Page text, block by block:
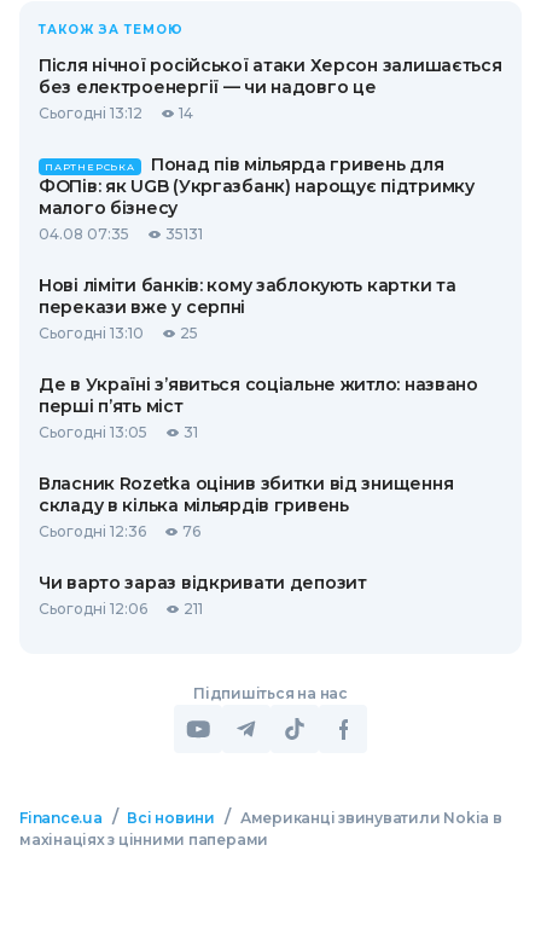
ТАКОЖ ЗА ТЕМОЮ
Після нічної російської атаки Херсон залишається
без електроенергії — чи надовго це
Сьогодні 13:12 14
ПАРТНЕРСЬКА
Понад пів мільярда гривень для
ФОПів: як UGB (Укргазбанк) нарощує підтримку
малого бізнесу
04.08 07:35 35131
Нові ліміти банків: кому заблокують картки та
перекази вже у серпні
Сьогодні 13:10 25
Де в Україні з’явиться соціальне житло: названо
перші п’ять міст
Сьогодні 13:05 31
Власник Rozetka оцінив збитки від знищення
складу в кілька мільярдів гривень
Сьогодні 12:36 76
Чи варто зараз відкривати депозит
Сьогодні 12:06 211
Підпишіться на нас
Finance.ua / Всі новини / Американці звинуватили Nokia в
махінаціях з цінними паперами